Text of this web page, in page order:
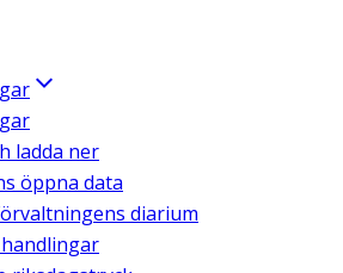
ladda ner
öppna data
diarium